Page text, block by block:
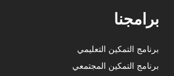
برامجنا
برنامج التمكين التعليمي
برنامج التمكين المجتمعي